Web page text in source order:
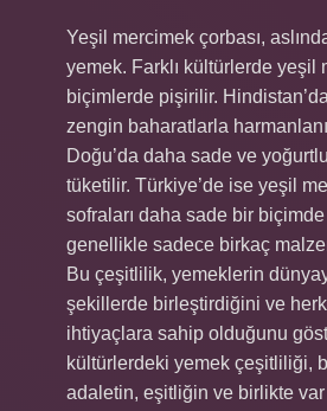
Yeşil mercimek çorbası,
yemek. Farklı kültürlerde yeşil
biçimlerde pişirilir.
zengin baharatlarla
Doğu’da daha sade ve
tüketilir. Türkiye’de ise yeşil
sofraları daha sade bir
genellikle sadece birkaç
Bu çeşitlilik, yemeklerin
şekillerde birleştirdiğini ve
ihtiyaçlara sahip olduğunu
kültürlerdeki yemek çeşitliliği,
adaletin, eşitliğin ve birlikte var